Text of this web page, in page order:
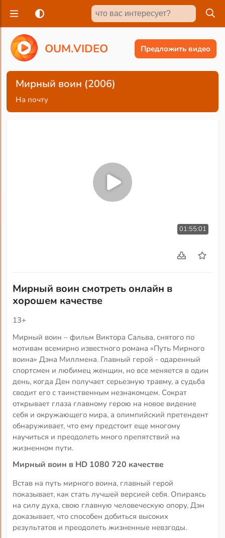
OUM.VIDEO Предложить видео
Мирный воин (2006)
На почту
01:55:01
Мирный воин смотреть онлайн в
хорошем качестве
13+
Мирный воин – фильм Виктора Сальва, снятого по
мотивам всемирно известного романа «Путь Мирного
воина» Дэна Миллмена. Главный герой - одаренный
спортсмен и любимец женщин, но все меняется в один
день, когда Ден получает серьезную травму, а судьба
сводит его с таинственным незнакомцем. Сократ
открывает глаза главному герою на новое видение
себя и окружающего мира, а олимпийский претендент
обнаруживает, что ему предстоит еще многому
научиться и преодолеть много препятствий на
жизненном пути.
Мирный воин в HD 1080 720 качестве
Встав на путь мирного воина, главный герой
показывает, как стать лучшей версией себя. Опираясь
на силу духа, свою главную человеческую опору, Дэн
доказывает, что способен добиться высоких
результатов и преодолеть жизненные невзгоды.